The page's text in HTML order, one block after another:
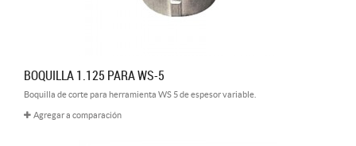
BOQUILLA 1.125 PARA WS-5
Boquilla de corte para herramienta WS 5 de espesor variable.
Agregar a comparación